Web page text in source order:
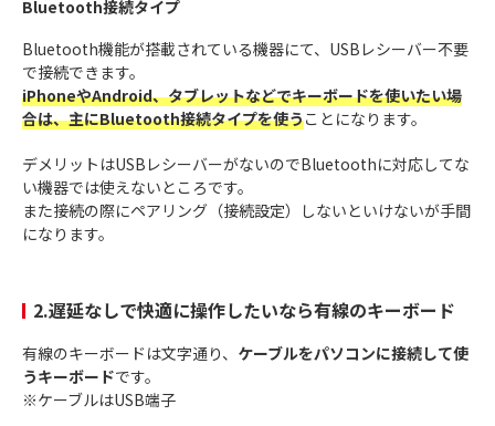
Bluetooth接続タイプ
Bluetooth機能が搭載されている機器にて、USBレシーバー不要
で接続できます。
iPhoneやAndroid、タブレットなどでキーボードを使いたい場
合は、主にBluetooth接続タイプを使うことになります。
デメリットはUSBレシーバーがないのでBluetoothに対応してな
い機器では使えないところです。
また接続の際にペアリング（接続設定）しないといけないが手間
になります。
2.遅延なしで快適に操作したいなら有線のキーボード
有線のキーボードは文字通り、 ケーブルをパソコンに接続して使
うキーボードです。
※ケーブルはUSB端子